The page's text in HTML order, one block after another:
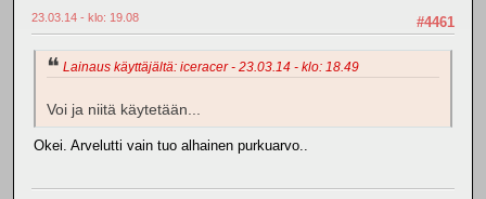
#4461
23.03.14 - klo: 19.08
Lainaus käyttäjältä: iceracer - 23.03.14 - klo: 18.49
Voi ja niitä käytetään...
Okei. Arvelutti vain tuo alhainen purkuarvo..